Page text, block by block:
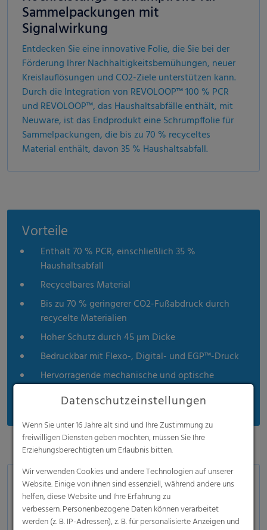
Sammelpackungen mit
Signalwirkung
Entdecken Sie eine innovative Folie, die Sie bei der
Förderung Ihrer Nachhaltigkeitsbemühungen, neuer
Kreislauflösungen und CO2-Ziele unterstützen kann.
Durch die Integration von REVOLOOP™ 100 % PCR
und REVOLOOP™, das Haushaltsabfälle enthält, mit
Neuware, ist das Endprodukt eine Schrumpffolie für
Sammelpackungen, die bis zu 70 % recyceltes
Material enthält, davon 35 % Haushaltsabfall.
Vorteile
Enthält 70 % PCR, einschließlich 35 %
Haushaltsabfall
Recycelbares Material
Bis zu 70 % geringerer CO2-Fußabdruck durch
recycelte Materialien
Hoher Schutz durch 45 μm Dicke
Bedruckbar mit Flexo-, Digital- und EGP™-Druck
Hervorragende mechanische und optische
Anwendungsbereiche
Getränke:PET-Flaschen, Dosen, Glasflaschen
Lebensmittel und Non-Food:Blechdosen,
Datenschutzeinstellungen
Wenn Sie unter 16 Jahre alt sind und Ihre Zustimmung zu
freiwilligen Diensten geben möchten, müssen Sie Ihre
Erziehungsberechtigten um Erlaubnis bitten.
Wir verwenden Cookies und andere Technologien auf unserer
Website. Einige von ihnen sind essenziell, während andere uns
helfen, diese Website und Ihre Erfahrung zu
verbessern. Personenbezogene Daten können verarbeitet
werden (z. B. IP-Adressen), z. B. für personalisierte Anzeigen und